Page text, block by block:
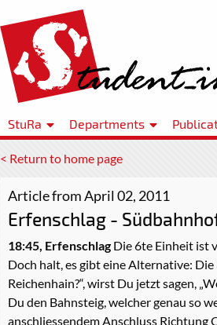
StuRa Departments
< Return to home page
Article from April 02, 2011
Erfenschlag -
18:45, ErfenschlagDie 6te Einheit ist
Doch halt, es gibt eine Alternative:
Reichenhain?“, wirst Du jetzt sagen,
Du den Bahnsteig, welcher genau so
anschliessendem Anschluss